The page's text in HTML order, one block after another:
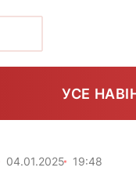
УСЕ
04.01.2025 19:48